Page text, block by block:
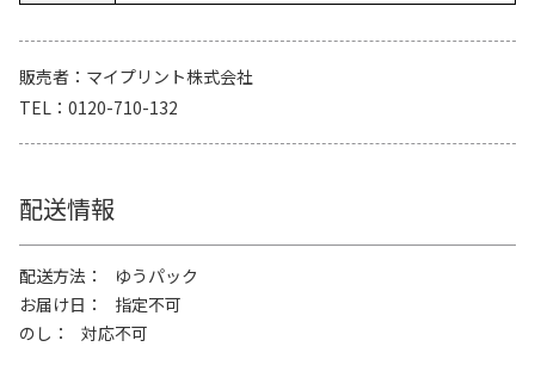
販売者
マイプリント株式会社
TEL
0120-710-132
配送情報
配送方法
ゆうパック
お届け日
指定不可
のし
対応不可